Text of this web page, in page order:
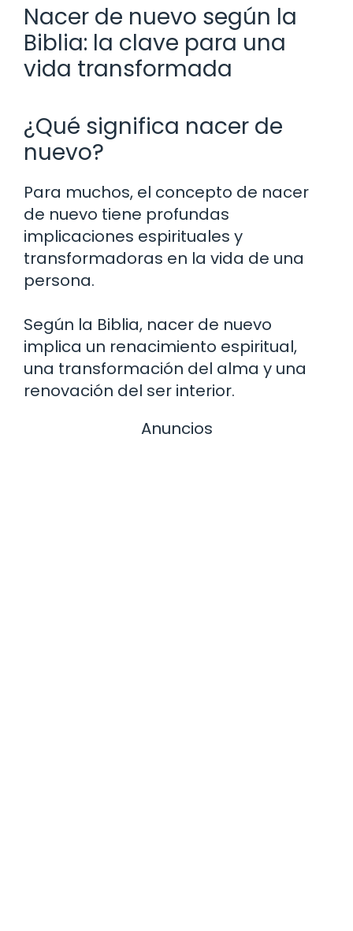
Nacer de nuevo según la
Biblia: la clave para una
vida transformada
¿Qué significa nacer de
nuevo?
Para muchos, el concepto de nacer
de nuevo tiene profundas
implicaciones espirituales y
transformadoras en la vida de una
persona.
Según la Biblia, nacer de nuevo
implica un renacimiento espiritual,
una transformación del alma y una
renovación del ser interior.
Anuncios